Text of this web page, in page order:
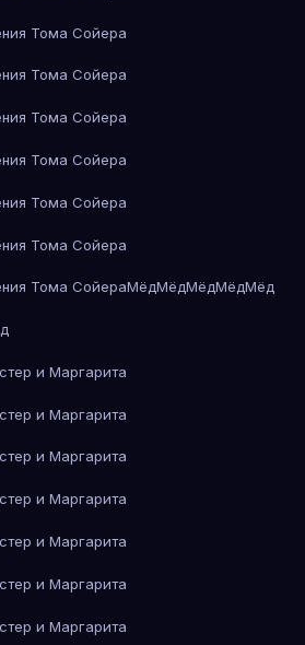
Тома Сойера
Тома Сойера
Тома Сойера
Тома Сойера
Тома Сойера
Тома Сойера
Тома СойераМёдМёдМёдМёдМёд
и Маргарита
и Маргарита
и Маргарита
и Маргарита
и Маргарита
и Маргарита
и Маргарита